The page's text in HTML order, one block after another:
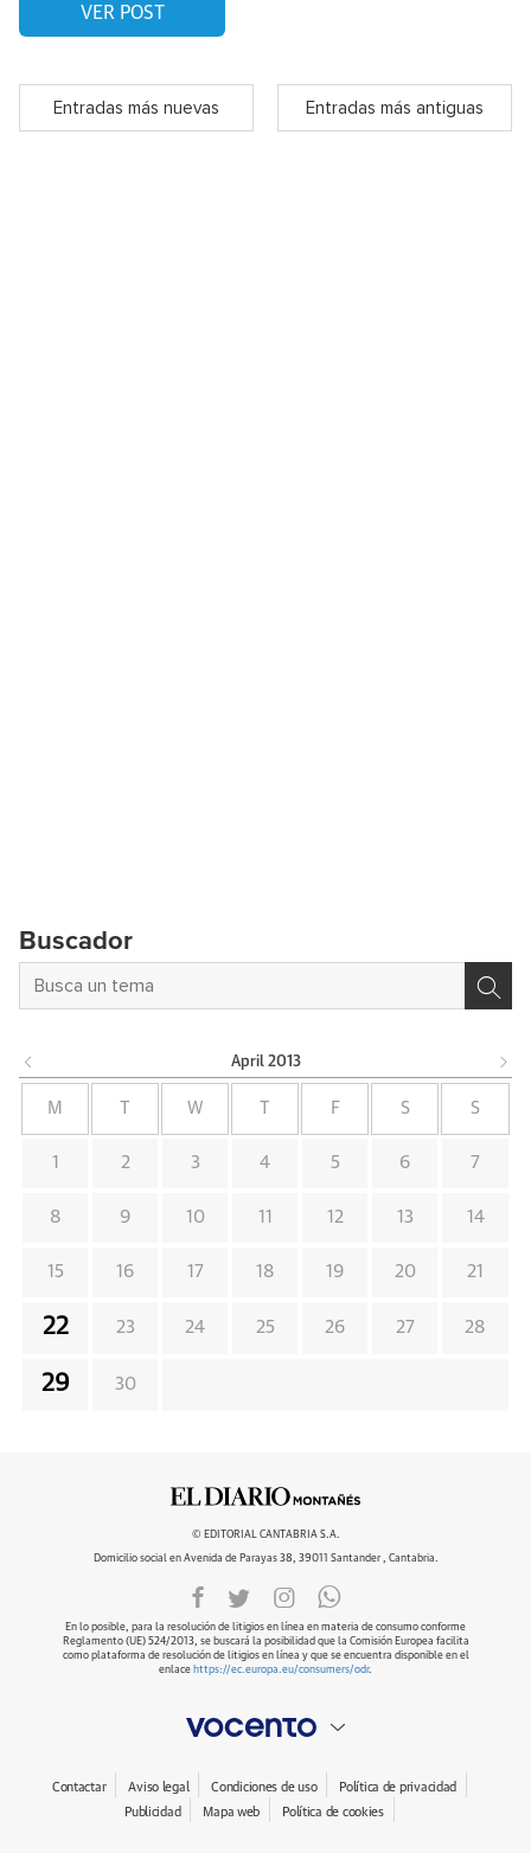
VER POST
Entradas más nuevas Entradas más antiguas
Buscador
April 2013
M W F S S
1 2 3 4 5 6 7
8 9 10 11 12 13 14
15 16 17 18 19 20 21
22 23 24 25 26 27 28
29 30
© EDITORIAL CANTABRIA S.A.
Domicilio social en Avenida de Parayas 38, 39011 Santander , Cantabria.
En lo posible, para la resolución de litigios en línea en materia de consumo conforme
Reglamento (UE) 524/2013, se buscará la posibilidad que la Comisión Europea facilita
como plataforma de resolución de litigios en línea y que se encuentra disponible en el
enlace https://ec.europa.eu/consumers/odr.
Contactar Aviso legal Condiciones de uso
Política de privacidad
Publicidad
Mapa web Política de cookies